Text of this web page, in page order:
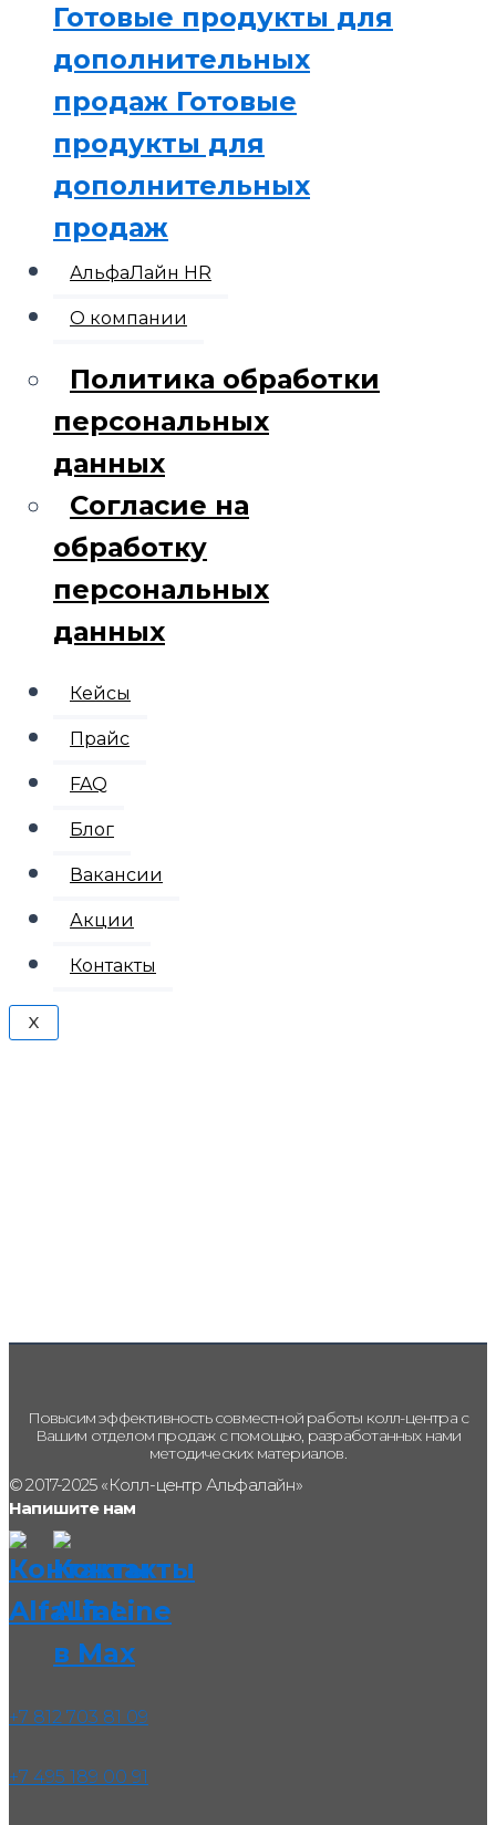
Готовые продукты для
дополнительных
продаж Готовые
продукты для
дополнительных
продаж
АльфаЛайн HR
О компании
Политика обработки
персональных
данных
Согласие на
обработку
персональных
данных
Кейсы
Прайс
FAQ
Блог
Вакансии
Акции
Контакты
X
Повысим эффективность совместной работы колл-центра с
Вашим отделом продаж с помощью, разработанных нами
методических материалов.
© 2017-2025 «Колл-центр Альфалайн»
Напишите нам
+7 812 703 81 09
+7 495 189 00 91